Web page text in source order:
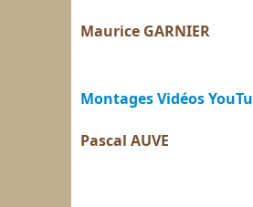
Maurice GARNIER
Montages Vidéos
Pascal AUVE